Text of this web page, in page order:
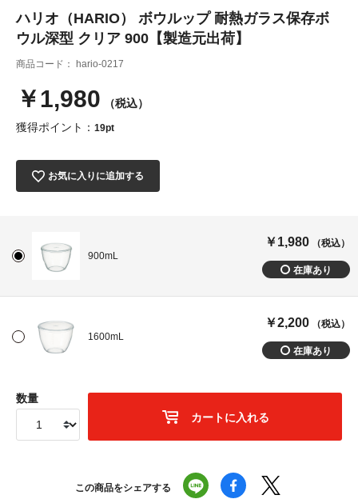
ハリオ（HARIO） ボウルップ 耐熱ガラス保存ボ
ウル深型 クリア 900【製造元出荷】
商品コード： hario-0217
￥1,980 （税込）
獲得ポイント： 19pt
お気に入りに追加する
900mL
￥1,980 （税込）
1600mL
￥2,200 （税込）
数量
カートに入れる
この商品をシェアする